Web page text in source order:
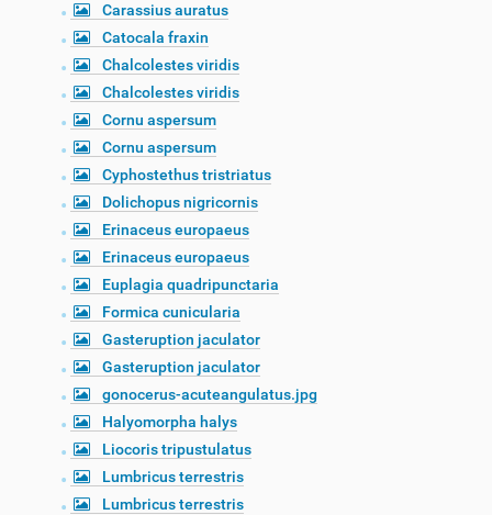
Carassius auratus
Catocala fraxin
Chalcolestes viridis
Chalcolestes viridis
Cornu aspersum
Cornu aspersum
Cyphostethus tristriatus
Dolichopus nigricornis
Erinaceus europaeus
Erinaceus europaeus
Euplagia quadripunctaria
Formica cunicularia
Gasteruption jaculator
Gasteruption jaculator
gonocerus-acuteangulatus.jpg
Halyomorpha halys
Liocoris tripustulatus
Lumbricus terrestris
Lumbricus terrestris